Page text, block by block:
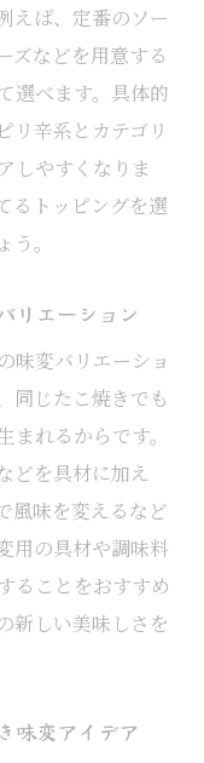
えば、定番のソー
ズなどを用意する
選べます。具体的
リ辛系とカテゴリ
しやすくなりま
るトッピングを選
。
リエーション
味変バリエーショ
同じたこ焼きでも
れるからです。
どを具材に加え
風味を変えるなど
用の具材や調味料
ることをおすすめ
新しい美味しさを
味変アイデア